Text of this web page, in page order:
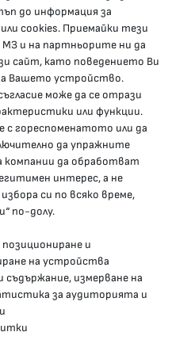
Неделя“ №5
до информация за
cookies. Приемайки тези
МЗ и на партньорите ни да
сайт, като поведението Ви
Вашето устройство.
може да се отрази
или функции.
с гореспоменатото или да
да упражните
компании да обработват
интерес, а не
си по всяко време,
по-долу.
позициониране и
на устройства
съдържание, измерване на
за аудиторията и